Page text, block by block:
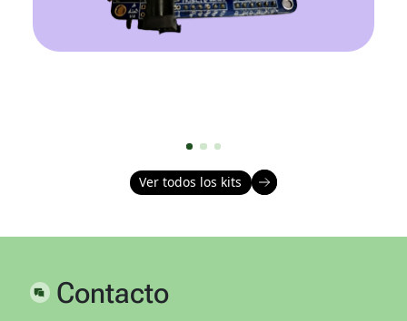
Ver todos los kits
Contacto